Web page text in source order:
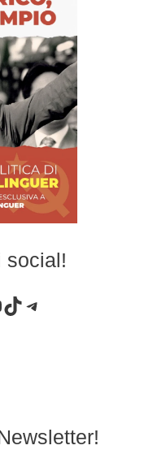
social!
TikTokTelegram